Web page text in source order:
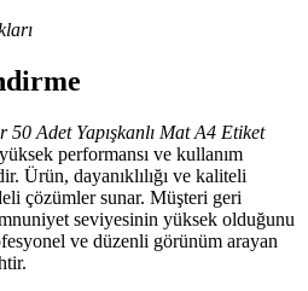
50 Adet Yapışkanlı Mat A4 Etiket
performansı ve kullanım
Ürün, dayanıklılığı ve kaliteli
çözümler sunar. Müşteri geri
seviyesinin yüksek olduğunu
ve düzenli görünüm arayan